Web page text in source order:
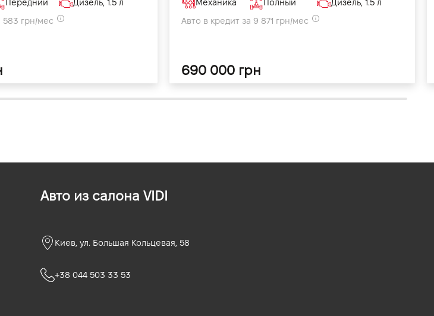
Передний
Дизель, 1.5 л
583 грн/мес
Механика Полный
Дизель, 1.5 л
Авто в кредит за 9 871 грн/мес
690 000 грн
Авто из салона VIDI
Киев, ул. Большая Кольцевая, 58
+38 044 503 33 53